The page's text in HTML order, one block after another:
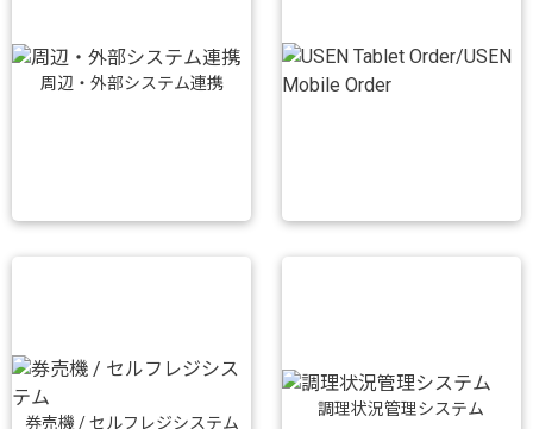
周辺・外部システム連携
券売機 / セルフレジシステム
調理状況管理システム